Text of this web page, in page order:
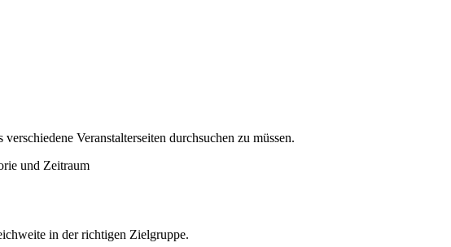
Veranstalterseiten durchsuchen zu müssen.
und Zeitraum
in der richtigen Zielgruppe.